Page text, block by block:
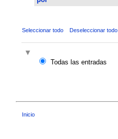
Seleccionar todo Deseleccionar todo
Todas las entradas
Inicio